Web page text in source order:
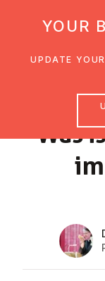
Was
YOUR
UPDATE